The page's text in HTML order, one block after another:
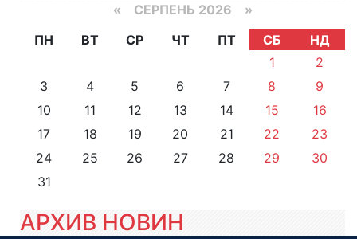
« СЕРПЕНЬ 2026 »
ПН
ВТ СР ЧТ ПТ СБ
НД
1
2
3
4 5 6 7 8
9
10
11 12 13 14 15
16
17
18 19 20 21 22
23
24
25 26 27 28 29
30
31
АРХИВ НОВИН